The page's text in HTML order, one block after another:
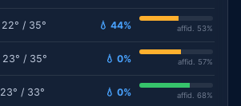
22° / 35° 💧 44% affid. 53%
23° / 35° 💧 0% affid. 57%
23° / 33° 💧 0% affid. 68%